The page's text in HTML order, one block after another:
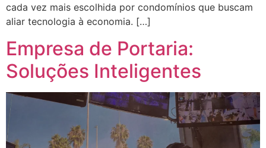
cada vez mais escolhida por condomínios que buscam
aliar tecnologia à economia. […]
Empresa de Portaria:
Soluções Inteligentes